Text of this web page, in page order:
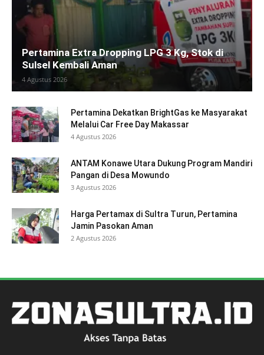
Pertamina Extra Dropping LPG 3 Kg, Stok di
Sulsel Kembali Aman
4 Agustus 2026
Pertamina Dekatkan BrightGas ke Masyarakat
Melalui Car Free Day Makassar
4 Agustus 2026
ANTAM Konawe Utara Dukung Program Mandiri
Pangan di Desa Mowundo
3 Agustus 2026
Harga Pertamax di Sultra Turun, Pertamina
Jamin Pasokan Aman
2 Agustus 2026